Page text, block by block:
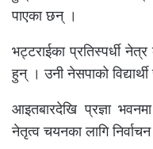
पाएका छन् ।
भट्टराईका प्रतिस्पर्धी
हुन् । उनी नेसपाको
आइतबारदेखि प्रज्ञा
नेतृत्व चयनका लागि